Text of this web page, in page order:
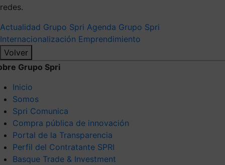
redes.
Actualidad Grupo Spri Agenda Grupo Spri
Internacionalización Emprendimiento
Volver
Grupo Spri
Inicio
Somos
Spri Comunica
Compra pública de innovación
Portal de la Transparencia
Perfil del Contratante SPRI
Basque Trade & Investment